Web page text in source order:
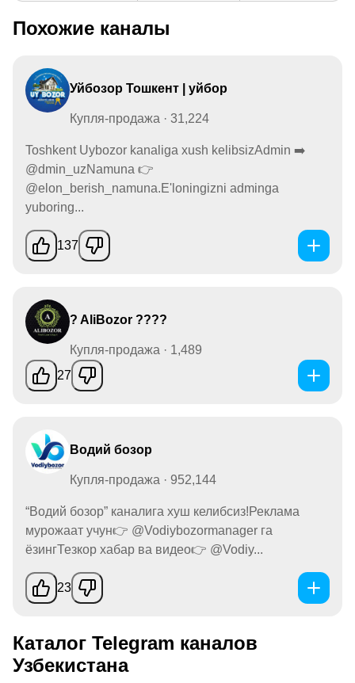
Похожие каналы
Уйбозор Тошкент | уйбор
Купля-продажа · 31,224
Toshkent Uybozor kanaliga xush kelibsizAdmin ➡️
@dmin_uzNamuna 👉
@elon_berish_namuna.E'loningizni adminga
yuboring...
137
? AliBozor ????
Купля-продажа · 1,489
27
Водий бозор
Купля-продажа · 952,144
“Водий бозор” каналига хуш келибсиз!Реклама
мурожаат учун👉 @Vodiybozormanager га
ёзингТезкор хабар ва видео👉 @Vodiy...
23
Каталог Telegram каналов
Узбекистана